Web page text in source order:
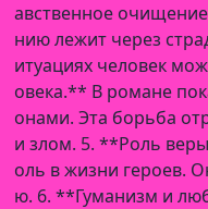
авственное
нию лежит через
итуациях человек
овека.** В романе
онами. Эта борьба
и злом. 5. **Роль
оль в жизни героев.
ю. 6. **Гуманизм и